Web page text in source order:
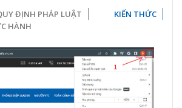
ĐỊNH PHÁP LUẬT
KIẾN THỨC
HÀNH